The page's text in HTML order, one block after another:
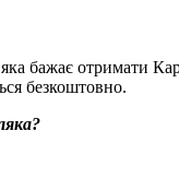
бажає отримати
безкоштовно.